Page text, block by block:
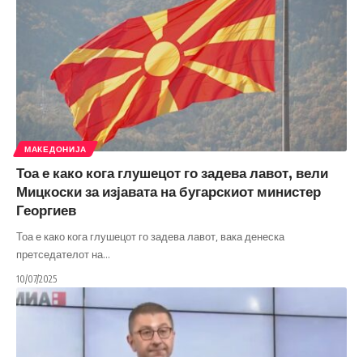
МАКЕДОНИЈА
Тоа е како кога глушецот го задева лавот, вели
Мицкоски за изјавата на бугарскиот министер
Георгиев
Тоа е како кога глушецот го задева лавот, вака денеска
претседателот на…
10/07/2025